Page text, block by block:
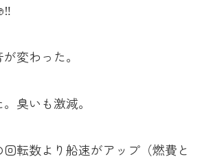
変わった。
臭いも激減。
転数より船速がアップ（燃費と